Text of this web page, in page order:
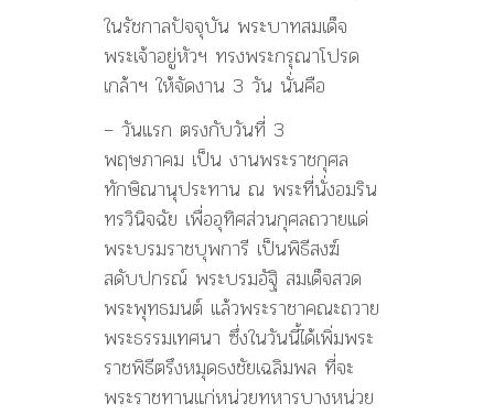
ในรัชกาลปัจจุบัน พระบาทสมเด็จ
พระเจ้าอยู่หัวฯ ทรงพระกรุณาโปรด
เกล้าฯ ให้จัดงาน 3 วัน นั่นคือ
– วันแรก ตรงกับวันที่ 3
พฤษภาคม เป็น งานพระราชกุศล
ทักษิณานุประทาน ณ พระที่นั่งอมริน
ทรวินิจฉัย เพื่ออุทิศส่วนกุศลถวายแด่
พระบรมราชบุพการี เป็นพิธีสงฆ์
สดับปกรณ์ พระบรมอัฐิ สมเด็จสวด
พระพุทธมนต์ แล้วพระราชาคณะถวาย
พระธรรมเทศนา ซึ่งในวันนี้ได้เพิ่มพระ
ราชพิธีตรึงหมุดธงชัยเฉลิมพล ที่จะ
พระราชทานแก่หน่วยทหารบางหน่วย